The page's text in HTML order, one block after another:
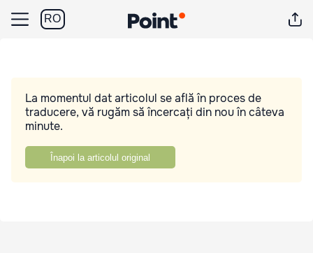
RO
La momentul dat articolul se află în proces de
traducere, vă rugăm să încercați din nou în câteva
minute.
Înapoi la articolul original